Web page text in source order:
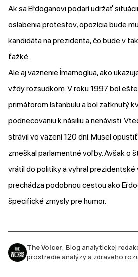
Ak sa E̋rdoganovi podarí udržať
oslabenia protestov, opozícia bude
kandidáta na prezidenta, čo bude v
ťažké.
Ale aj väznenie İmamoglua, ako
vždy rozsudkom. V roku 1997 bol
primátorom Istanbulu a bol zatknutý
podnecovaniu k násiliu a nenávisti.
strávil vo väzení 120 dní. Musel
zmeškal parlamentné voľby. Avšak o
vrátil do politiky a vyhral prezidentské
prechádza podobnou cestou ako
špecifické zmysly pre humor.
The Voicer, Blog analytickej
prostredie analýzy a zdravého